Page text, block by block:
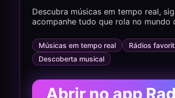
Descubra músicas em tempo real,
acompanhe tudo que rola no mundo
Músicas em tempo real Rádios
Descoberta musical
Abrir no app